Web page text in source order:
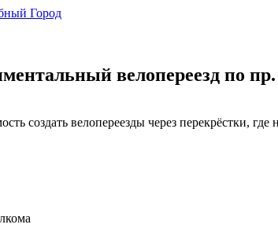
велопереезд по
создать велопереезды через перекрёстки, где